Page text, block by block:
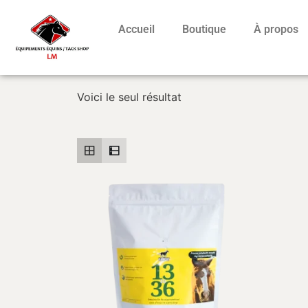
Accueil Boutique À propos
Voici le seul résultat